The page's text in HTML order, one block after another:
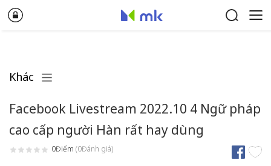
Khác
Facebook Livestream 2022.10 4 Ngữ pháp
cao cấp người Hàn rất hay dùng
0Điểm (0Đánh giá)